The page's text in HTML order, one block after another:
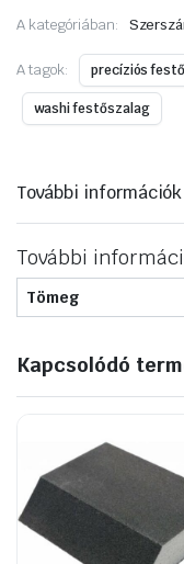
(no.
0300-
723338
mennyiség
A kategóriában:
A tagok: precíziós
washi festőszalag
További információk
További
Tömeg
Kapcsolódó